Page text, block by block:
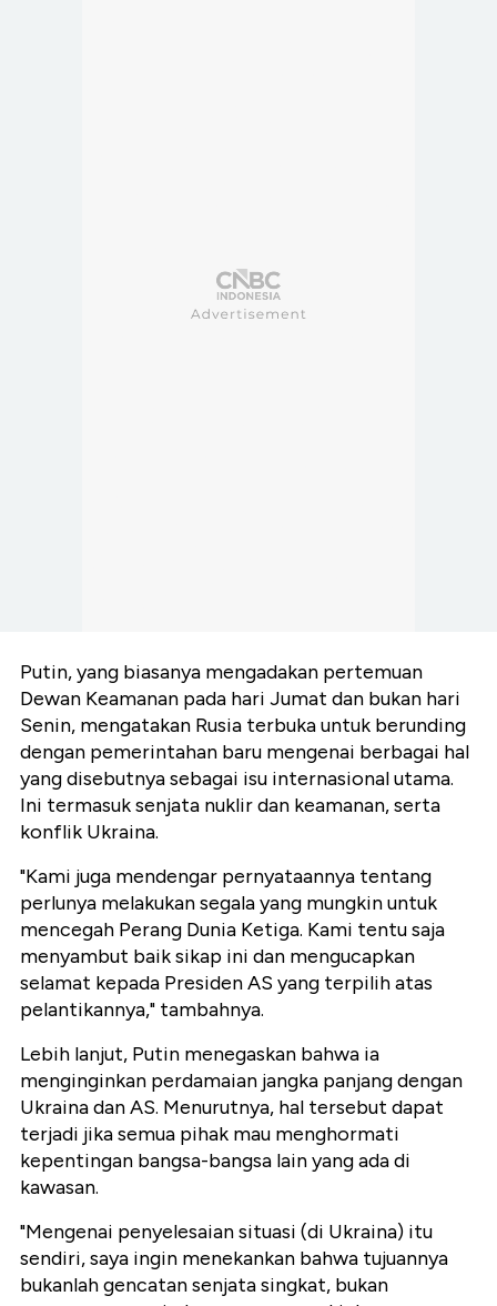
Putin, yang biasanya mengadakan pertemuan
Dewan Keamanan pada hari Jumat dan bukan hari
Senin, mengatakan Rusia terbuka untuk berunding
dengan pemerintahan baru mengenai berbagai hal
yang disebutnya sebagai isu internasional utama.
Ini termasuk senjata nuklir dan keamanan, serta
konflik Ukraina.
"Kami juga mendengar pernyataannya tentang
perlunya melakukan segala yang mungkin untuk
mencegah Perang Dunia Ketiga. Kami tentu saja
menyambut baik sikap ini dan mengucapkan
selamat kepada Presiden AS yang terpilih atas
pelantikannya," tambahnya.
Lebih lanjut, Putin menegaskan bahwa ia
menginginkan perdamaian jangka panjang dengan
Ukraina dan AS. Menurutnya, hal tersebut dapat
terjadi jika semua pihak mau menghormati
kepentingan bangsa-bangsa lain yang ada di
kawasan.
"Mengenai penyelesaian situasi (di Ukraina) itu
sendiri, saya ingin menekankan bahwa tujuannya
bukanlah gencatan senjata singkat, bukan